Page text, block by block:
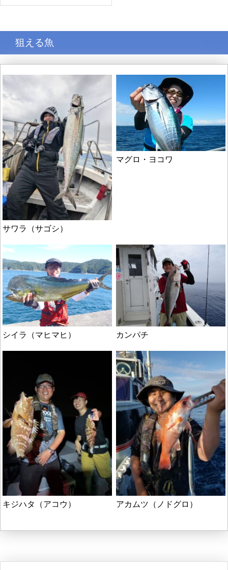
狙える魚
サワラ（サゴシ）
マグロ・ヨコワ
シイラ（マヒマヒ） カンパチ
キジハタ（アコウ） アカムツ（ノドグロ）